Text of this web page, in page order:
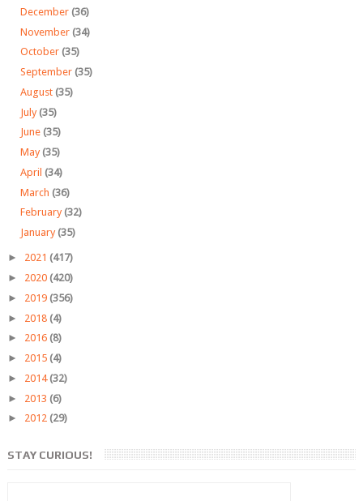
December (36)
November (34)
October (35)
September (35)
August (35)
July (35)
June (35)
May (35)
April (34)
March (36)
February (32)
January (35)
► 2021 (417)
► 2020 (420)
► 2019 (356)
► 2018 (4)
► 2016 (8)
► 2015 (4)
► 2014 (32)
► 2013 (6)
► 2012 (29)
STAY CURIOUS!